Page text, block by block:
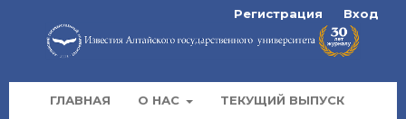
ГЛАВНАЯ О НАС ТЕКУЩИЙ ВЫПУСК
Регистрация Вход